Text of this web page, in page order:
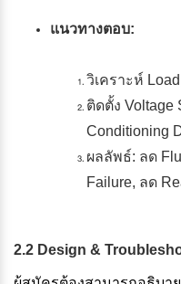
แนวทางตอบ:
วิเคราะห์
ติดตั้ง Voltage
Conditioning
ผลลัพธ์: ลด
Failure, ลด
2.2 Design &